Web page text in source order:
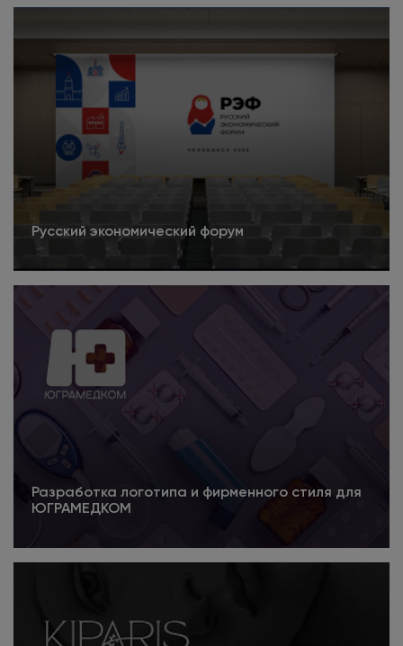
Русский экономический форум
Подробнее
Разработка логотипа и фирменного стиля для
ЮГРАМЕДКОМ
Подробнее